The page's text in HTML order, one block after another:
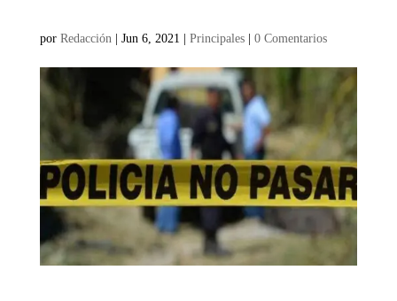
por Redacción | Jun 6, 2021 | Principales| 0 Comentarios